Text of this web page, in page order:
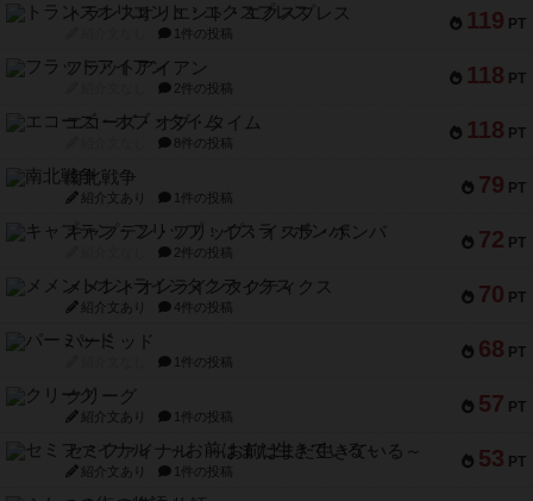
119 PT
トランスオリエント・エクスプレス
1件の投稿
118 PT
フラットアイアン
2件の投稿
118 PT
エコーズ・オブ・タイム
8件の投稿
79 PT
南北戦争
紹介文あり 1件の投稿
72 PT
キャプテン・フリップ：イスラ・ボンバ
2件の投稿
70 PT
メメントオンラインタクティクス
紹介文あり 4件の投稿
68 PT
パーミッド
1件の投稿
57 PT
クリーグ
紹介文あり 1件の投稿
53 PT
セミファイナル ～お前はまだ生きている～
紹介文あり 1件の投稿